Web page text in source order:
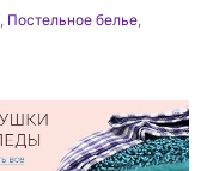
, Постельное белье,